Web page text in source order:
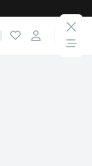
Favoriten
Login